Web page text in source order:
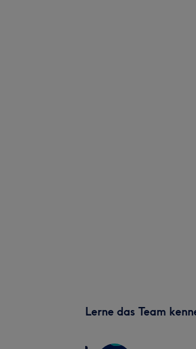
Lerne das Team